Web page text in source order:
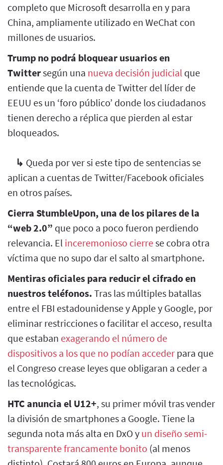
completo que Microsoft desarrolla en y para
China, ampliamente utilizado en WeChat con
millones de usuarios.
Trump no podrá bloquear usuarios en
Twittersegún una nueva decisión judicial que
entiende que la cuenta de Twitter del líder de
EEUU es un ‘foro público’ donde los ciudadanos
tienen derecho a réplica que pierden al estar
bloqueados.
↳ Queda por ver si este tipo de sentencias se
aplican a cuentas de Twitter/Facebook oficiales
en otros países.
Cierra StumbleUpon, una de los pilares de la
“web 2.0” que poco a poco fueron perdiendo
relevancia. El inceremonioso cierrese cobra otra
víctima que no supo dar el salto al smartphone.
Mentiras oficiales para reducir el cifrado en
nuestros teléfonos. Tras las múltiples batallas
entre el FBI estadounidense y Apple y Google, por
eliminar restricciones o facilitar el acceso, resulta
que estaban exagerando el número de
dispositivos a los que no podían acceder para que
el Congreso crease leyes que obligaran a ceder a
las tecnológicas.
HTC anuncia el U12+, su primer móvil tras vender
la división de smartphones a Google. Tiene la
segunda nota más alta en DxO y un diseño semi-
transparente francamente bonito (al menos